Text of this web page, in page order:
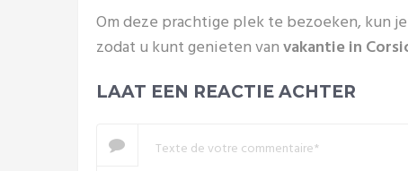
Om deze prachtige plek te bezoeken, kun
zodat u kunt genieten vanvakantie in
LAAT EEN REACTIE ACHTER